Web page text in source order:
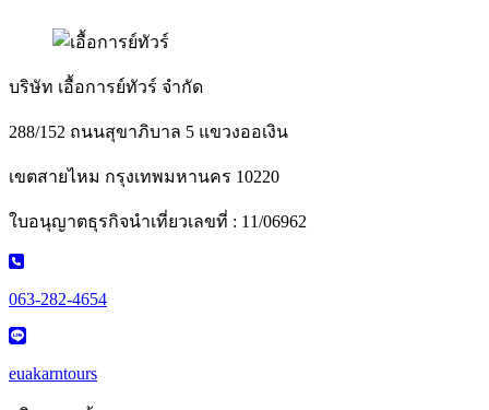
บริษัท เอื้อการย์ทัวร์ จำกัด
288/152 ถนนสุขาภิบาล 5 แขวงออเงิน
เขตสายไหม กรุงเทพมหานคร 10220
ใบอนุญาตธุรกิจนำเที่ยวเลขที่ : 11/06962
063-282-4654
euakarntours